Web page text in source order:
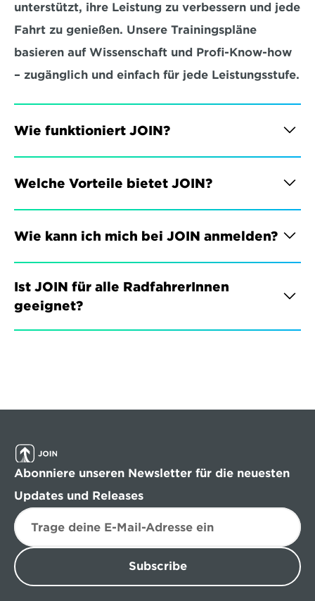
unterstützt, ihre Leistung zu verbessern und jede
Fahrt zu genießen. Unsere Trainingspläne
basieren auf Wissenschaft und Profi-Know-how
– zugänglich und einfach für jede Leistungsstufe.
Wie funktioniert JOIN?
Welche Vorteile bietet JOIN?
Wie kann ich mich bei JOIN anmelden?
Ist JOIN für alle RadfahrerInnen
geeignet?
Abonniere unseren Newsletter für die neuesten
Updates und Releases
Subscribe